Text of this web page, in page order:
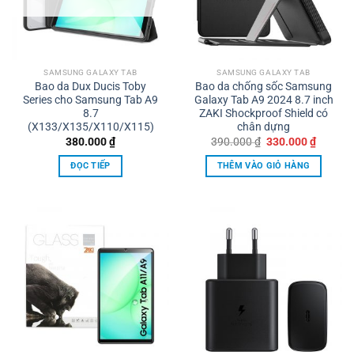
SAMSUNG GALAXY TAB
Bao da Dux Ducis Toby
Series cho Samsung Tab A9
8.7
(X133/X135/X110/X115)
380.000₫
ĐỌC TIẾP
SAMSUNG GALAXY TAB
Bao da chống sốc Samsung
Galaxy Tab A9 2024 8.7 inch
ZAKI Shockproof Shield có
chân dựng
390.000₫ Giá
là:
390.000 ₫.
330.000₫Giá
hiện
tại
THÊM VÀO GIỎ HÀNG